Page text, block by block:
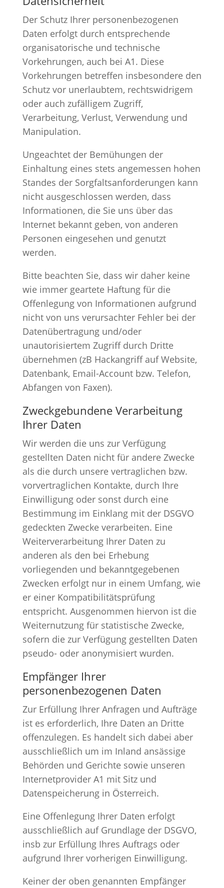
Der Schutz Ihrer personenbezogenen
Daten erfolgt durch entsprechende
organisatorische und technische
Vorkehrungen, auch bei A1. Diese
Vorkehrungen betreffen insbesondere den
Schutz vor unerlaubtem, rechtswidrigem
oder auch zufälligem Zugriff,
Verarbeitung, Verlust, Verwendung und
Manipulation.
Ungeachtet der Bemühungen der
Einhaltung eines stets angemessen hohen
Standes der Sorgfaltsanforderungen kann
nicht ausgeschlossen werden, dass
Informationen, die Sie uns über das
Internet bekannt geben, von anderen
Personen eingesehen und genutzt
werden.
Bitte beachten Sie, dass wir daher keine
wie immer geartete Haftung für die
Offenlegung von Informationen aufgrund
nicht von uns verursachter Fehler bei der
Datenübertragung und/oder
unautorisiertem Zugriff durch Dritte
übernehmen (zB Hackangriff auf Website,
Datenbank, Email-Account bzw. Telefon,
Abfangen von Faxen).
Zweckgebundene Verarbeitung
Ihrer Daten
Wir werden die uns zur Verfügung
gestellten Daten nicht für andere Zwecke
als die durch unsere vertraglichen bzw.
vorvertraglichen Kontakte, durch Ihre
Einwilligung oder sonst durch eine
Bestimmung im Einklang mit der DSGVO
gedeckten Zwecke verarbeiten. Eine
Weiterverarbeitung Ihrer Daten zu
anderen als den bei Erhebung
vorliegenden und bekanntgegebenen
Zwecken erfolgt nur in einem Umfang, wie
er einer Kompatibilitätsprüfung
entspricht. Ausgenommen hiervon ist die
Weiternutzung für statistische Zwecke,
sofern die zur Verfügung gestellten Daten
pseudo- oder anonymisiert wurden.
Empfänger Ihrer
personenbezogenen Daten
Zur Erfüllung Ihrer Anfragen und Aufträge
ist es erforderlich, Ihre Daten an Dritte
offenzulegen. Es handelt sich dabei aber
ausschließlich um im Inland ansässige
Behörden und Gerichte sowie unseren
Internetprovider A1 mit Sitz und
Datenspeicherung in Österreich.
Eine Offenlegung Ihrer Daten erfolgt
ausschließlich auf Grundlage der DSGVO,
insb zur Erfüllung Ihres Auftrags oder
aufgrund Ihrer vorherigen Einwilligung.
Keiner der oben genannten Empfänger